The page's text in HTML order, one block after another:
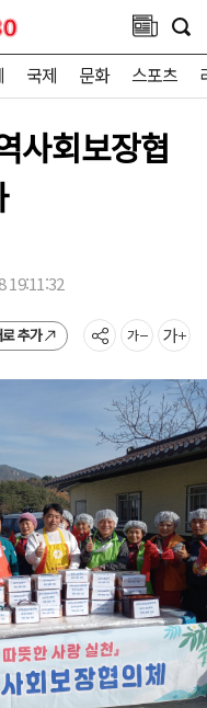
국제 문화 스포츠
사회보장협
19:11:32
추가